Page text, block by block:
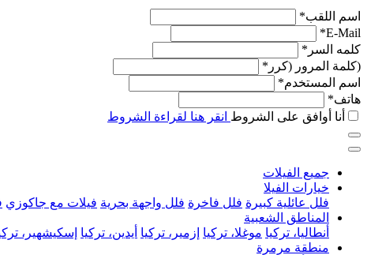
اسم اللقب*
E-Mail*
كلمه السر*
(كلمة المرور (كرر*
اسم المستخدم*
هاتف*
أنا أوافق على الشروط انقر هنا لقراءة الشروط
جميع الفيلات
خيارات الفيلا
فلل عائلية كبيرة فلل فاخرة فلل واجهة بحرية فيلات مع جاكوزي
المناطق الشعبية
أنطاليا، تركيا موغلا، تركيا إزمير، تركيا أيدين، تركيا إسكيشهير،
منطقة مرمرة